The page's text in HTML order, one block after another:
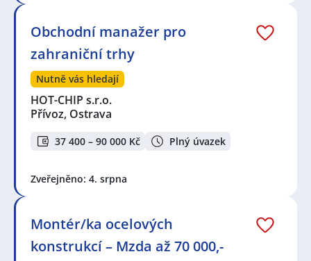
Obchodní manažer pro
zahraniční trhy
Nutně vás hledají
HOT-CHIP s.r.o.
Přívoz, Ostrava
37 400 – 90 000 Kč Plný úvazek
Zveřejněno: 4. srpna
Montér/ka ocelových
konstrukcí – Mzda až 70 000,-